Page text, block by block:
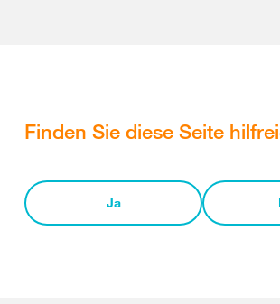
Finden Sie diese Seite
Ja